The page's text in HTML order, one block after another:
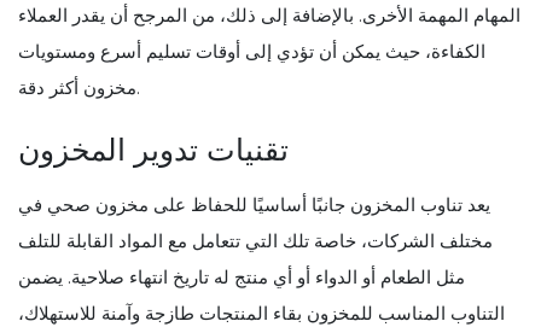
المهام المهمة الأخرى. بالإضافة إلى ذلك، من المرجح أن يقدر العملاء
الكفاءة، حيث يمكن أن تؤدي إلى أوقات تسليم أسرع ومستويات
مخزون أكثر دقة.
تقنيات تدوير المخزون
يعد تناوب المخزون جانبًا أساسيًا للحفاظ على مخزون صحي في
مختلف الشركات، خاصة تلك التي تتعامل مع المواد القابلة للتلف
مثل الطعام أو الدواء أو أي منتج له تاريخ انتهاء صلاحية. يضمن
التناوب المناسب للمخزون بقاء المنتجات طازجة وآمنة للاستهلاك،